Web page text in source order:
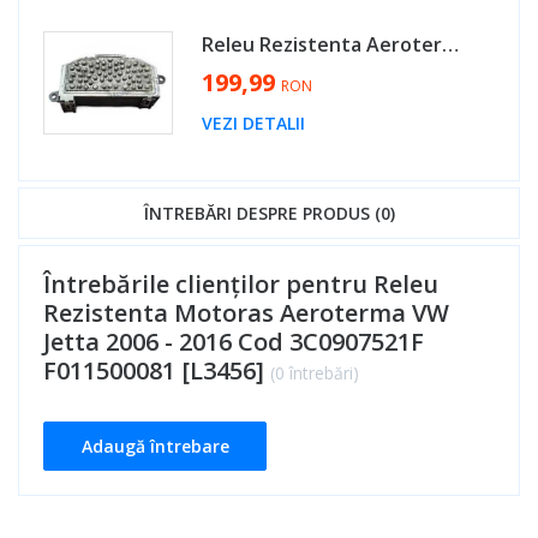
Releu Rezistenta Aeroterma Skoda Octavia 2 2008 - 2013 Cod 3C0907521F [LR4378]
199,99 RON
VEZI DETALII
ÎNTREBĂRI DESPRE PRODUS (0)
Întrebările clienților pentru Releu
Rezistenta Motoras Aeroterma VW
Jetta 2006 - 2016 Cod 3C0907521F
F011500081 [L3456] (0 întrebări)
Adaugă întrebare